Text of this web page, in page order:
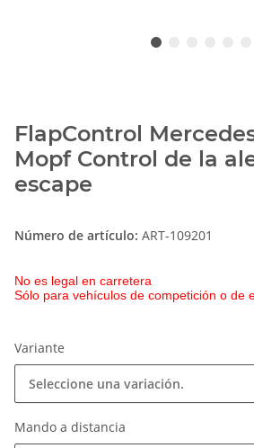
FlapControl
Mopf Control de la
escape
Número de artículo: ART-109201
No es legal en carretera
Sólo para vehículos de competición o de
Variante
Seleccione una variación.
Mando a distancia